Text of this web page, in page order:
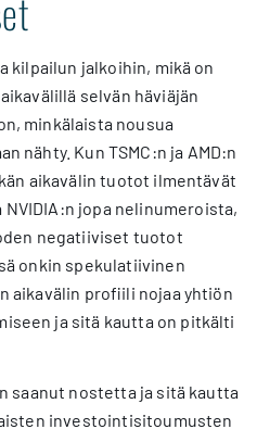
kilpailun jalkoihin, mikä on
selvän häviäjän
minkälaista nousua
nähty. Kun TSMC:n ja AMD:n
aikavälin tuotot ilmentävät
jopa nelinumeroista,
negatiiviset tuotot
onkin spekulatiivinen
aikavälin profiili nojaa yhtiön
ja sitä kautta on pitkälti
saanut nostetta ja sitä kautta
investointisitoumusten